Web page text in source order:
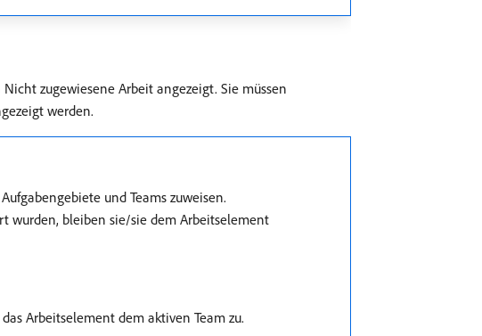
zugewiesene Arbeit angezeigt. Sie müssen
werden.
und Teams zuweisen.
wurden, bleiben sie/sie dem Arbeitselement
Arbeitselement dem aktiven Team zu.